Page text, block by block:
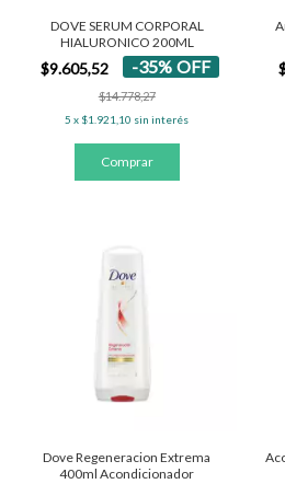
DOVE SERUM CORPORAL
HIALURONICO 200ML
$9.605,52 -35%OFF
$14.778,27
5 x $1.921,10 sin interés
Dove Regeneracion Extrema
400ml Acondicionador